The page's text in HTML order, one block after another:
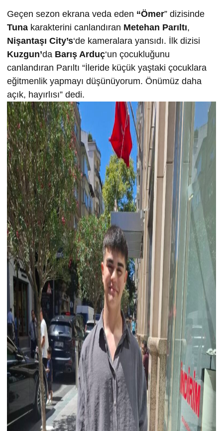
Geçen sezon ekrana veda eden “Ömer” dizisinde
Tuna karakterini canlandıran Metehan Parıltı,
Nişantaşı City’s‘de kameralara yansıdı. İlk dizisi
Kuzgun’da Barış Arduç‘un çocukluğunu
canlandıran Parıltı “İleride küçük yaştaki çocuklara
eğitmenlik yapmayı düşünüyorum. Önümüz daha
açık, hayırlısı” dedi.